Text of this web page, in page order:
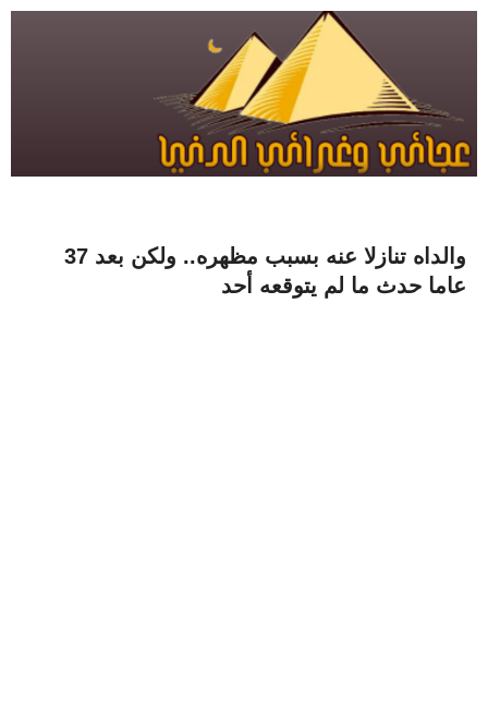
والداه تنازلا عنه بسبب مظهره.. ولكن بعد 37
عاما حدث ما لم يتوقعه أحد